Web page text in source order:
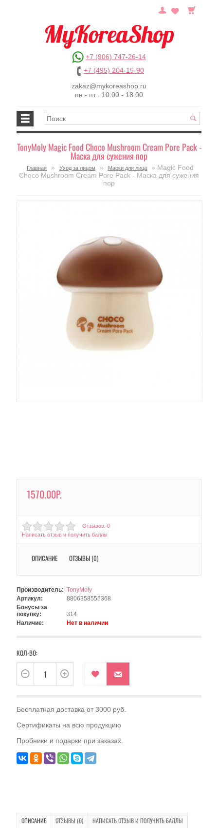
+7 (906) 747-26-14
+7 (495) 204-15-90
zakaz@mykoreashop.ru
пн - пт : 10.00 - 18.00
TonyMoly Magic Food Choco Mushroom Cream Pore Pack -
Маска для сужения пор
Главная » Уход за лицом » Маски для лица
» Magic Food
Choco Mushroom Cream Pore Pack - Маска для сужения
пор
1570.00Р.
Отзывов: 0
Написать отзыв и получить баллы
ОПИСАНИЕ ОТЗЫВЫ (0)
Производитель: TonyMoly
Артикул:
8806358555368
Бонусы за
покупку:
314
Наличие:
Нет в наличии
КОЛ-ВО:
Бесплатная доставка от 3000 руб.
Сертификаты на всю продукцию
Пробники и подарки при заказах.
ОПИСАНИЕ ОТЗЫВЫ (0) НАПИСАТЬ ОТЗЫВ И ПОЛУЧИТЬ БАЛЛЫ